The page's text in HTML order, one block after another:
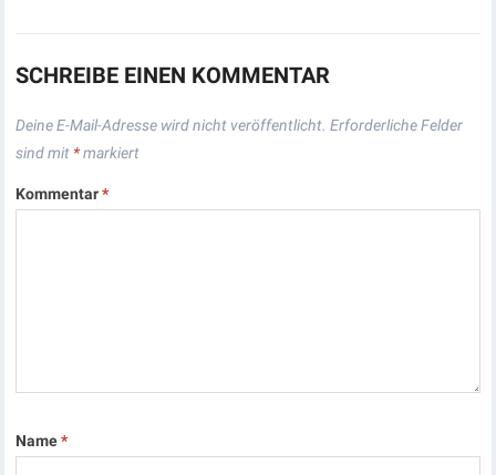
SCHREIBE EINEN KOMMENTAR
Deine E-Mail-Adresse wird nicht veröffentlicht. Erforderliche Felder
sind mit *markiert
Kommentar*
Name*